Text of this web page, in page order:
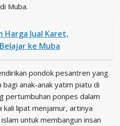
Muba.
Harga Jual Karet,
ke Muba
pondok pesantren yang
anak-anak yatim piatu di
pertumbuhan ponpes dalam
lipat menjamur, artinya
untuk membangun insan